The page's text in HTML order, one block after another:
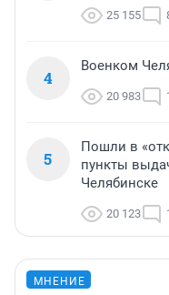
25 155
4
Военком
20 983
5
Пошли в
пункты
Челябинске
20 123
МНЕНИЕ